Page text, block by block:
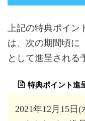
上記の特典ポイン
は、次の期間頃に
として進呈される
特典ポイント進
2021年12月15日